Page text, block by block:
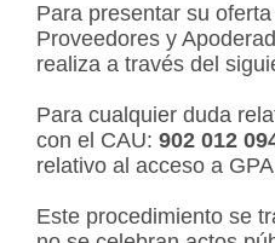
Para presentar su
Proveedores y
realiza a través del
Para cualquier duda
con el CAU: 902 012
relativo al acceso a
Este procedimiento se